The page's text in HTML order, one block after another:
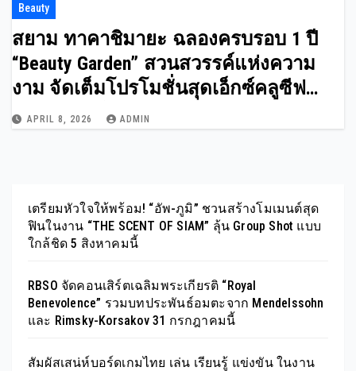
Beauty
สยาม ทาคาชิมายะ ฉลองครบรอบ 1 ปี
“Beauty Garden” สวนสวรรค์แห่งความ
งาม จัดเต็มโปรโมชั่นสุดเอ็กซ์คลูซีฟ
พร้อมอวดโฉม New Arrival และ Iconic
APRIL 8, 2026 ADMIN
เตรียมหัวใจให้พร้อม! “อัพ-ภูมิ” ชวนสร้างโมเมนต์สุด
ฟินในงาน “THE SCENT OF SIAM” ลุ้น Group Shot แบบ
ใกล้ชิด 5 สิงหาคมนี้
RBSO จัดคอนเสิร์ตเฉลิมพระเกียรติ “Royal
Benevolence” รวมบทประพันธ์อมตะจาก Mendelssohn
และ Rimsky-Korsakov 31 กรกฎาคมนี้
สัมผัสเสน่ห์บอร์ดเกมไทย เล่น เรียนรู้ แข่งขัน ในงาน